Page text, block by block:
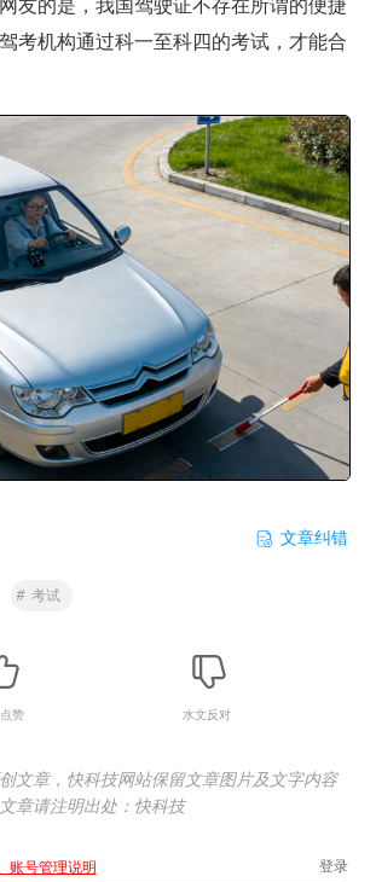
考机构通过科一至科四的考试，才能合
文章纠错
# 考试
赞 水文反对
文章，快科技网站保留文章图片及文字内容
章请注明出处：快科技
账号管理说明 登录